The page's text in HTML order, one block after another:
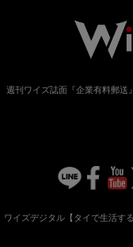
週刊ワイズ誌面『企業有料郵送
ワイズデジタル【タイで生活す